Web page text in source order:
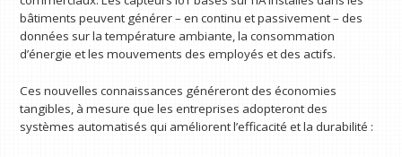
bâtiments peuvent générer – en continu et passivement – ​​des
données sur la température ambiante, la consommation
d’énergie et les mouvements des employés et des actifs.
Ces nouvelles connaissances généreront des économies
tangibles, à mesure que les entreprises adopteront des
systèmes automatisés qui améliorent l’efficacité et la durabilité :